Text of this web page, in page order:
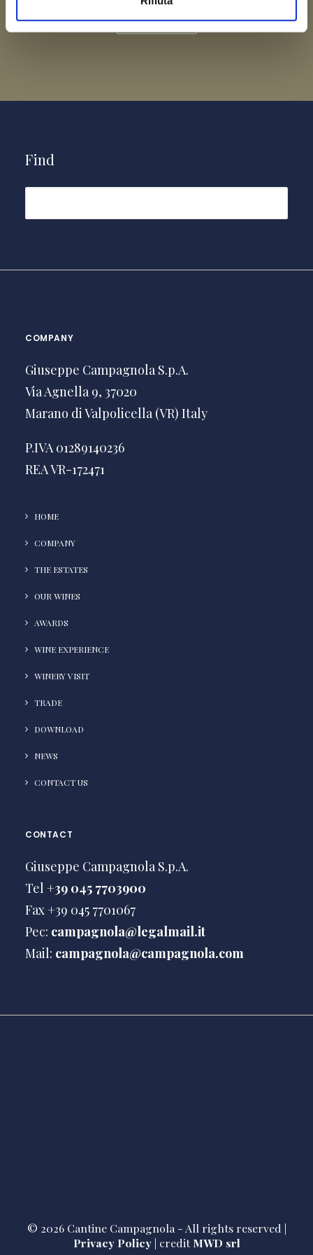
FIND MORE
Find
COMPANY
Giuseppe Campagnola S.p.A.
Via Agnella 9, 37020
Marano di Valpolicella (VR) Italy
P.IVA 01289140236
REA VR-172471
HOME
COMPANY
THE ESTATES
OUR WINES
AWARDS
WINE EXPERIENCE
WINERY VISIT
TRADE
DOWNLOAD
NEWS
CONTACT US
CONTACT
Giuseppe Campagnola S.p.A.
Tel +39 045 7703900
Fax +39 045 7701067
Pec: campagnola@legalmail.it
Mail: campagnola@campagnola.com
© 2026 Cantine Campagnola - All rights reserved |
Privacy Policy| credit MWD srl